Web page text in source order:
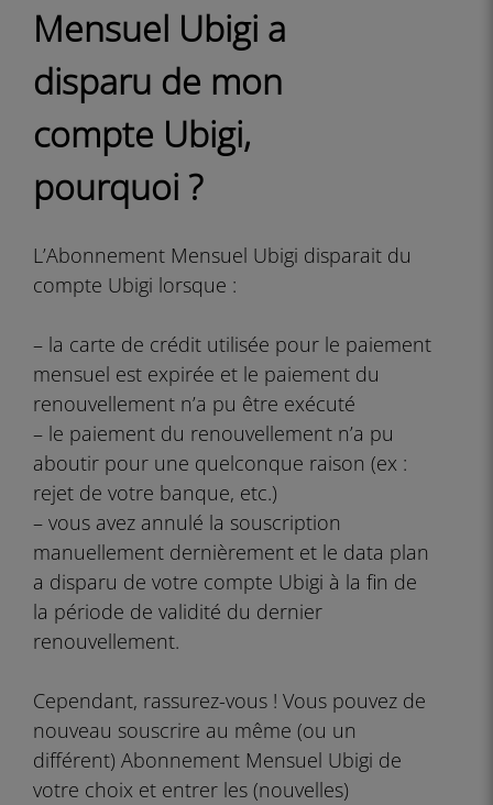
Mensuel Ubigi a
disparu de mon
compte Ubigi,
pourquoi ?
L’Abonnement Mensuel Ubigi disparait du
compte Ubigi lorsque :
– la carte de crédit utilisée pour le paiement
mensuel est expirée et le paiement du
renouvellement n’a pu être exécuté
– le paiement du renouvellement n’a pu
aboutir pour une quelconque raison (ex :
rejet de votre banque, etc.)
– vous avez annulé la souscription
manuellement dernièrement et le data plan
a disparu de votre compte Ubigi à la fin de
la période de validité du dernier
renouvellement.
Cependant, rassurez-vous ! Vous pouvez de
nouveau souscrire au même (ou un
différent) Abonnement Mensuel Ubigi de
votre choix et entrer les (nouvelles)